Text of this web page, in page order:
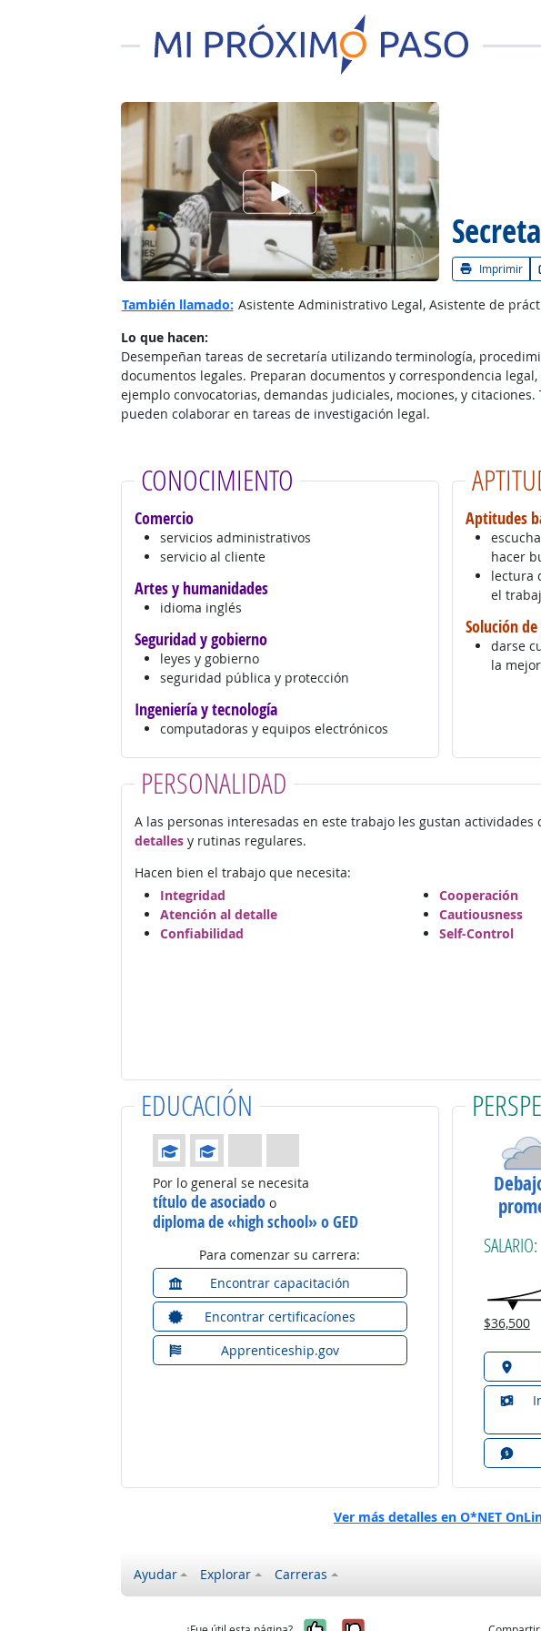
Imprimir
Ver el vίdeo de la carrera
También llamado: Asistente Administrativo Legal, Asistente de
Lo que hacen:
Desempeñan tareas de secretaría utilizando terminología,
documentos legales. Preparan documentos y correspondencia
ejemplo convocatorias, demandas judiciales, mociones, y citaciones.
pueden colaborar en tareas de investigación legal.
CONOCIMIENTO
Comercio
servicios administrativos
servicio al cliente
Artes y humanidades
idioma inglés
Seguridad y gobierno
leyes y gobierno
seguridad pública y protección
Ingeniería y tecnología
computadoras y equipos electrónicos
Aptitudes
hacer
lectura
el
Solución
darse
la
PERSONALIDAD
A las personas interesadas en este trabajo les gustan actividades
detallesy rutinas regulares.
Hacen bien el trabajo que necesita:
Integridad
Atención al detalle
Confiabilidad
Cooperación
Cautiousness
Self-Control
EDUCACIÓN
Educación: (Calificación 2 de 4)
Por lo general se necesita
título de asociadoo
diploma de «high school» o GED
Para comenzar su carrera:
Encontrar capacitación
Encontrar certificacíones
Apprenticeship.gov
SALARIO:
$36,500
Ver más detalles en O*NET
Ayudar Explorar Carreras